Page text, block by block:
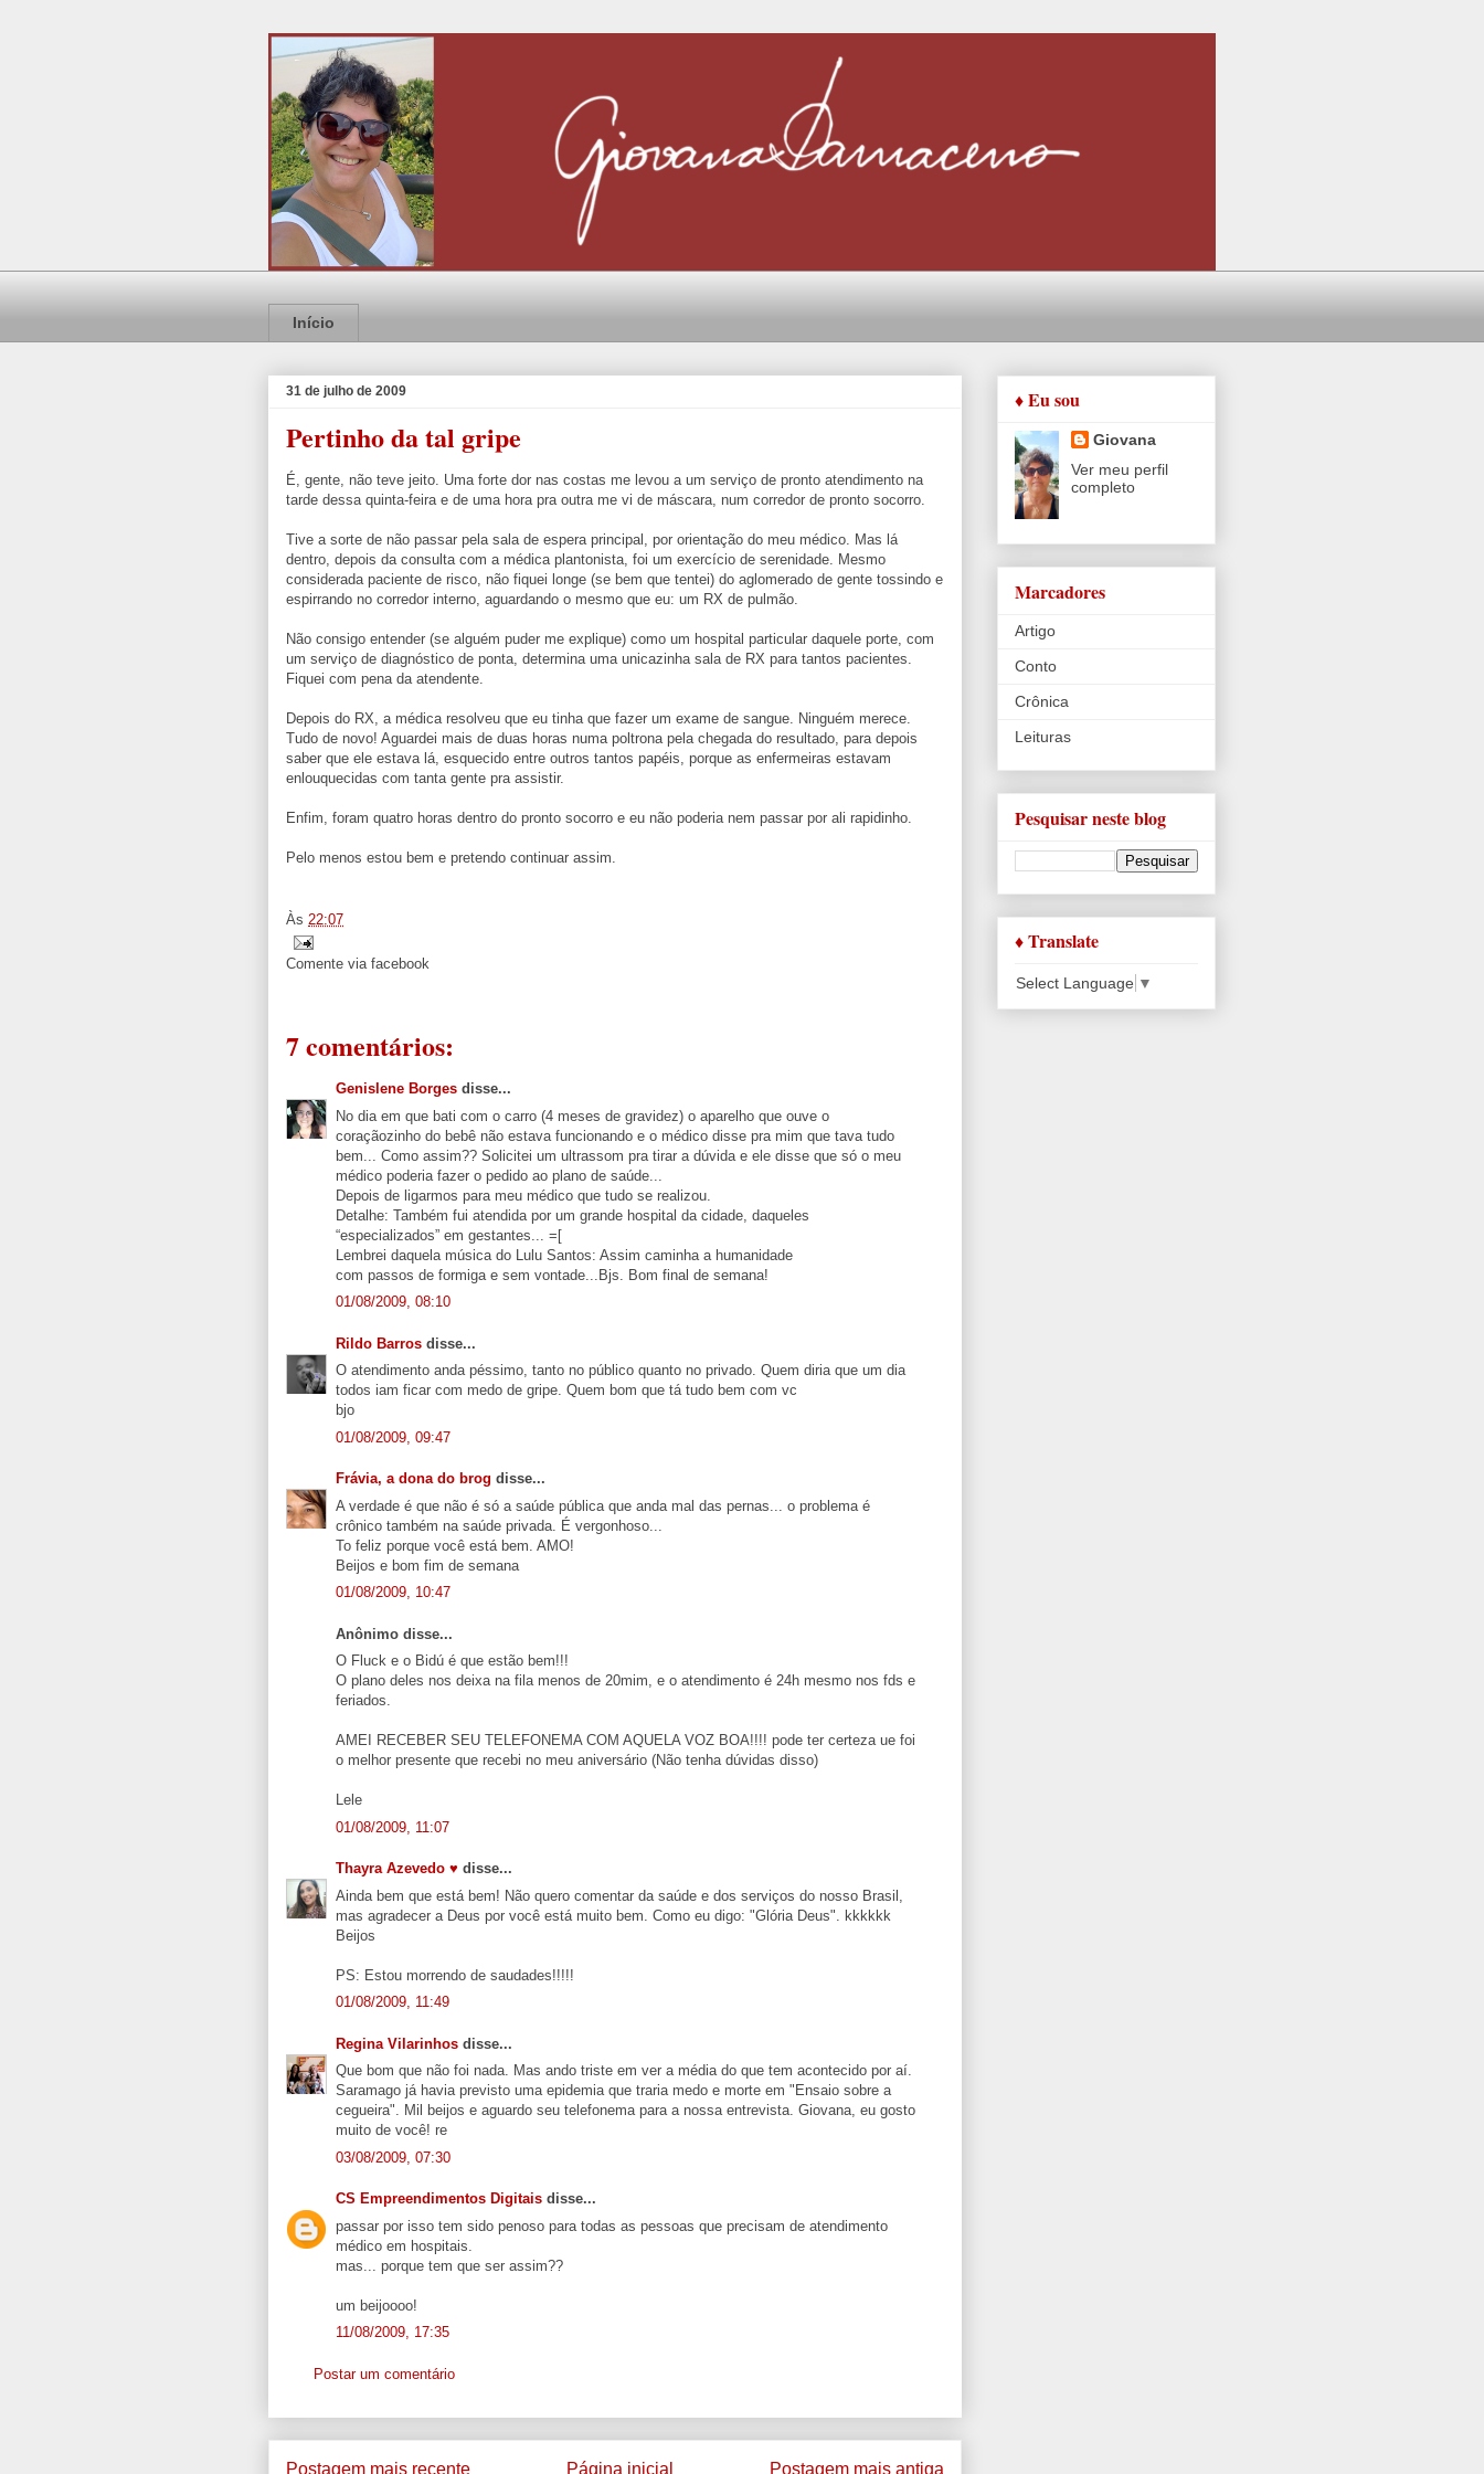
Início
31 de julho de 2009
Pertinho da tal gripe
É, gente, não teve jeito. Uma forte dor nas costas me levou a um serviço de pronto atendimento na
tarde dessa quinta-feira e de uma hora pra outra me vi de máscara, num corredor de pronto socorro.
Tive a sorte de não passar pela sala de espera principal, por orientação do meu médico. Mas lá
dentro, depois da consulta com a médica plantonista, foi um exercício de serenidade. Mesmo
considerada paciente de risco, não fiquei longe (se bem que tentei) do aglomerado de gente tossindo e
espirrando no corredor interno, aguardando o mesmo que eu: um RX de pulmão.
Não consigo entender (se alguém puder me explique) como um hospital particular daquele porte, com
um serviço de diagnóstico de ponta, determina uma unicazinha sala de RX para tantos pacientes.
Fiquei com pena da atendente.
Depois do RX, a médica resolveu que eu tinha que fazer um exame de sangue. Ninguém merece.
Tudo de novo! Aguardei mais de duas horas numa poltrona pela chegada do resultado, para depois
saber que ele estava lá, esquecido entre outros tantos papéis, porque as enfermeiras estavam
enlouquecidas com tanta gente pra assistir.
Enfim, foram quatro horas dentro do pronto socorro e eu não poderia nem passar por ali rapidinho.
Pelo menos estou bem e pretendo continuar assim.
Às 22:07
Comente via facebook
7 comentários:
Genislene Borges disse...
No dia em que bati com o carro (4 meses de gravidez) o aparelho que ouve o
coraçãozinho do bebê não estava funcionando e o médico disse pra mim que tava tudo
bem... Como assim?? Solicitei um ultrassom pra tirar a dúvida e ele disse que só o meu
médico poderia fazer o pedido ao plano de saúde...
Depois de ligarmos para meu médico que tudo se realizou.
Detalhe: Também fui atendida por um grande hospital da cidade, daqueles
“especializados” em gestantes... =[
Lembrei daquela música do Lulu Santos: Assim caminha a humanidade
com passos de formiga e sem vontade...Bjs. Bom final de semana!
01/08/2009, 08:10
Rildo Barros disse...
O atendimento anda péssimo, tanto no público quanto no privado. Quem diria que um dia
todos iam ficar com medo de gripe. Quem bom que tá tudo bem com vc
bjo
01/08/2009, 09:47
Frávia, a dona do brog disse...
A verdade é que não é só a saúde pública que anda mal das pernas... o problema é
crônico também na saúde privada. É vergonhoso...
To feliz porque você está bem. AMO!
Beijos e bom fim de semana
01/08/2009, 10:47
Anônimo disse...
O Fluck e o Bidú é que estão bem!!!
O plano deles nos deixa na fila menos de 20mim, e o atendimento é 24h mesmo nos fds e
feriados.
AMEI RECEBER SEU TELEFONEMA COM AQUELA VOZ BOA!!!! pode ter certeza ue foi
o melhor presente que recebi no meu aniversário (Não tenha dúvidas disso)
Lele
01/08/2009, 11:07
Thayra Azevedo ♥ disse...
Ainda bem que está bem! Não quero comentar da saúde e dos serviços do nosso Brasil,
mas agradecer a Deus por você está muito bem. Como eu digo: "Glória Deus". kkkkkk
Beijos
PS: Estou morrendo de saudades!!!!!
01/08/2009, 11:49
Regina Vilarinhos disse...
Que bom que não foi nada. Mas ando triste em ver a média do que tem acontecido por aí.
Saramago já havia previsto uma epidemia que traria medo e morte em "Ensaio sobre a
cegueira". Mil beijos e aguardo seu telefonema para a nossa entrevista. Giovana, eu gosto
muito de você! re
03/08/2009, 07:30
CS Empreendimentos Digitais disse...
passar por isso tem sido penoso para todas as pessoas que precisam de atendimento
médico em hospitais.
mas... porque tem que ser assim??
um beijoooo!
11/08/2009, 17:35
Postar um comentário
Postagem mais recente Postagem mais antiga
Página inicial
♦ Eu sou
Giovana
Ver meu perfil
completo
Marcadores
Artigo
Conto
Crônica
Leituras
Pesquisar neste blog
♦ Translate
Select Language ▼